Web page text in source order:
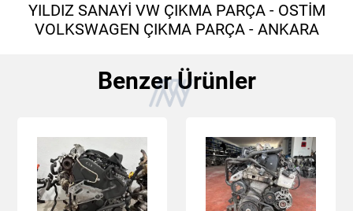
YILDIZ SANAYİ VW ÇIKMA PARÇA - OSTİM
VOLKSWAGEN ÇIKMA PARÇA - ANKARA
Benzer Ürünler